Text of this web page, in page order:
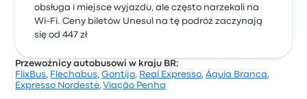
obsługa i miejsce wyjazdu, ale często narzekali na
Wi-Fi. Ceny biletów Unesul na tę podróż zaczynają
się od 447 zł
Przewoźnicy autobusowi w kraju BR:
FlixBus, Flechabus,Gontijo, Real Expresso,Águia Branca,
Expresso Nordeste,Viação Penha